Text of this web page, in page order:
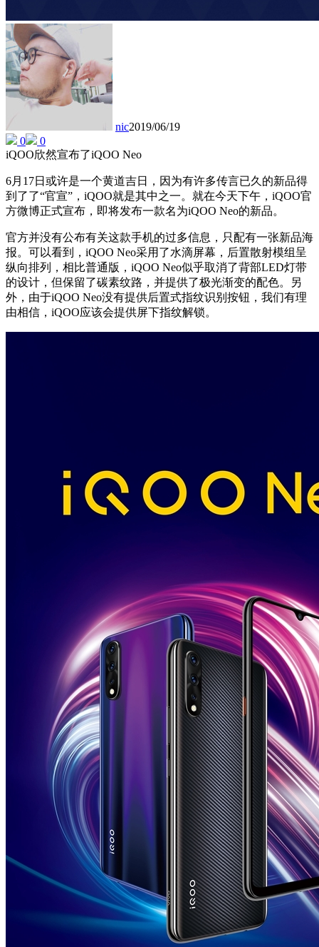
nic2019/06/19
0
0
iQOO欣然宣布了iQOO Neo
6月17日或许是一个黄道吉日，因为有许多传言已久的新品得
到了了“官宣”，iQOO就是其中之一。就在今天下午，iQOO官
方微博正式宣布，即将发布一款名为iQOO Neo的新品。
官方并没有公布有关这款手机的过多信息，只配有一张新品海
报。可以看到，iQOO Neo采用了水滴屏幕，后置散射模组呈
纵向排列，相比普通版，iQOO Neo似乎取消了背部LED灯带
的设计，但保留了碳素纹路，并提供了极光渐变的配色。另
外，由于iQOO Neo没有提供后置式指纹识别按钮，我们有理
由相信，iQOO应该会提供屏下指纹解锁。